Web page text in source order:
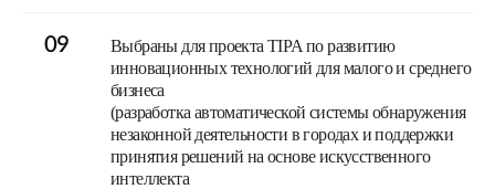
09
Выбраны для проекта TIPA по развитию
инновационных технологий для малого и среднего
бизнеса
(разработка автоматической системы обнаружения
незаконной деятельности в городах и поддержки
принятия решений на основе искусственного
интеллекта